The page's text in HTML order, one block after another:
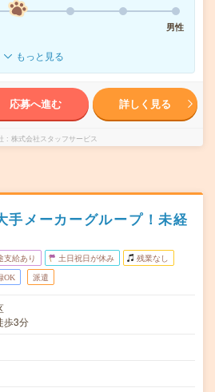
男性
もっと見る
応募へ進む 詳しく見る
株式会社スタッフサービス
手メーカーグループ！未経
支給あり 土日祝日が休み 残業なし
OK 派遣
歩3分